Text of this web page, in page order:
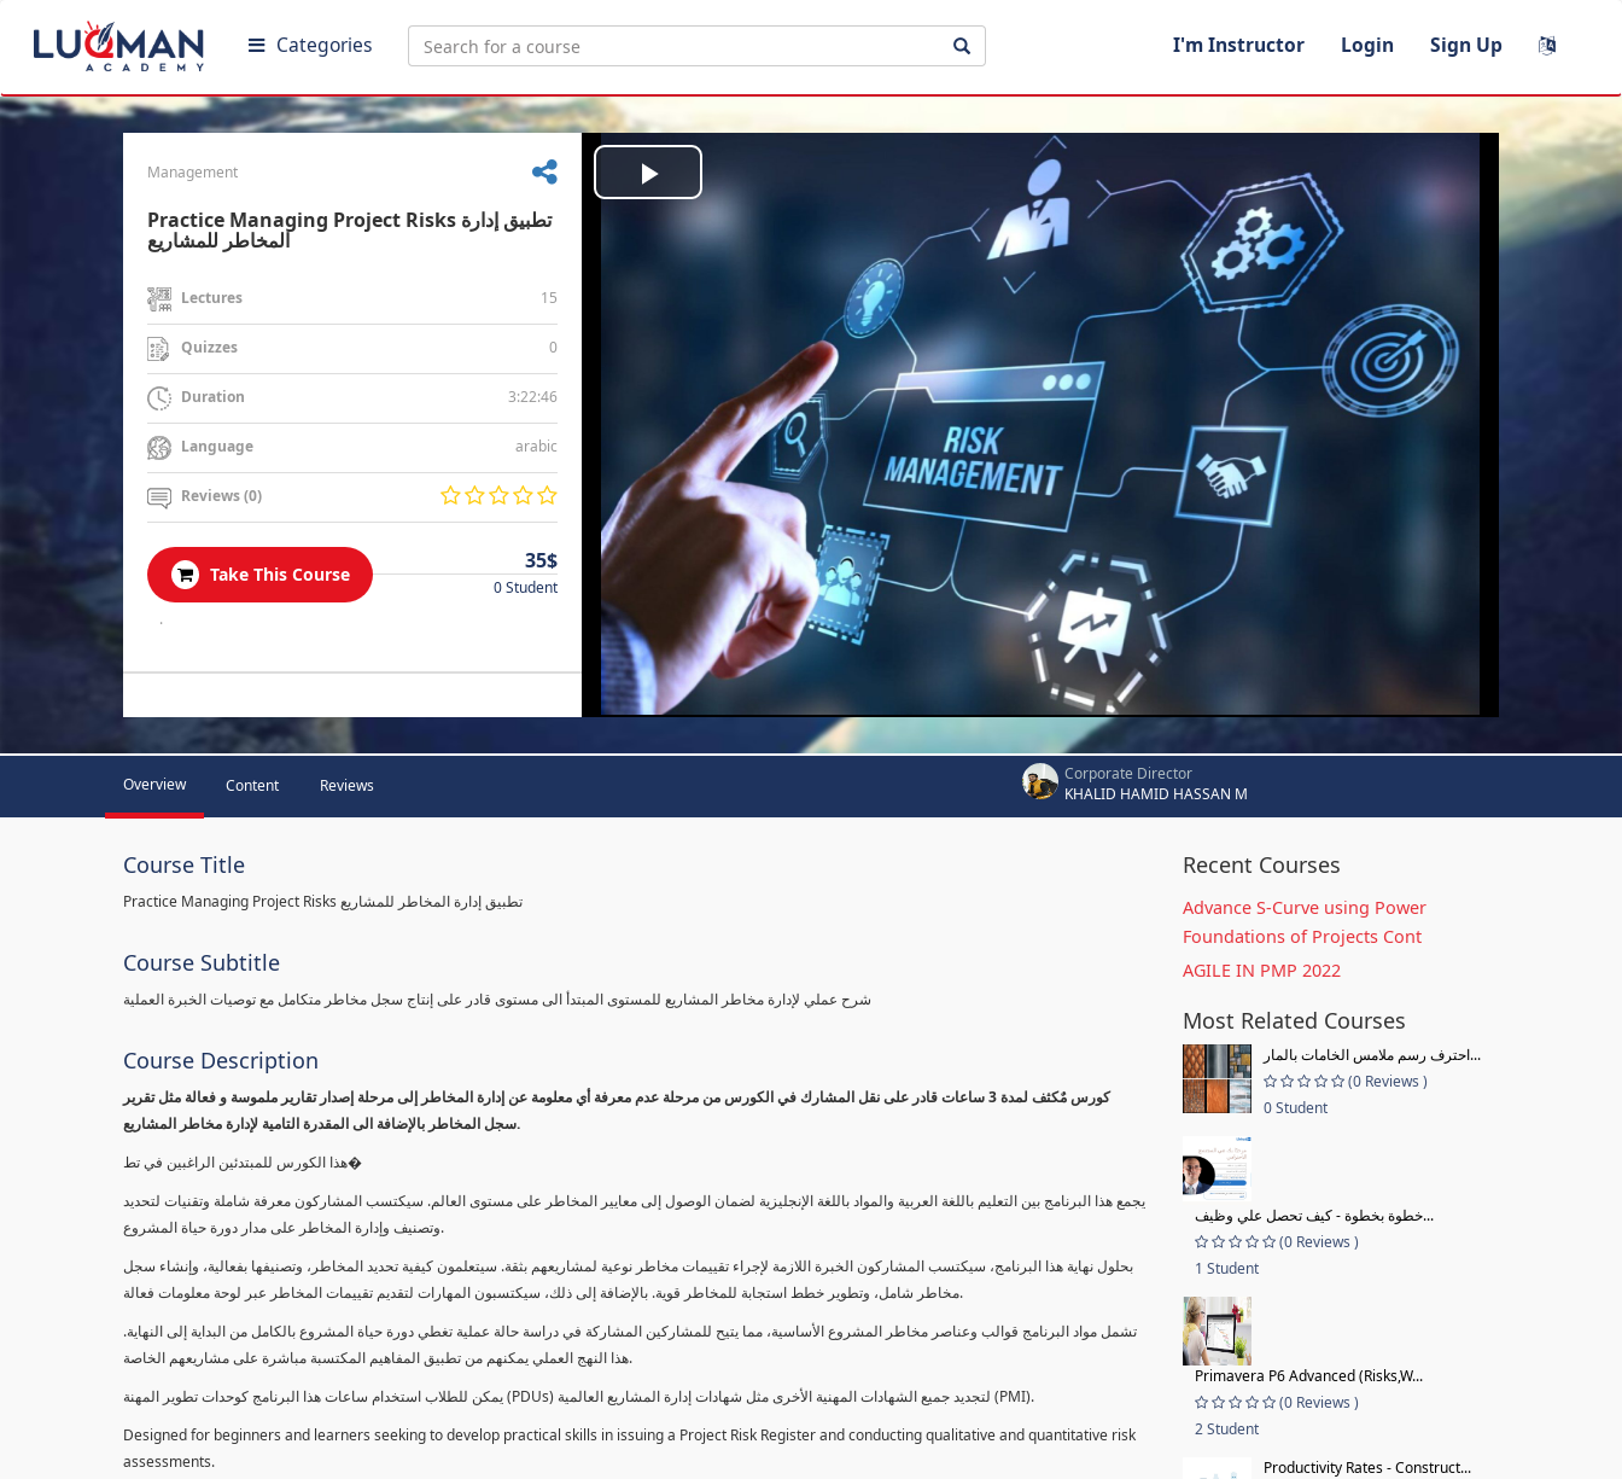
Categories I'm Instructor Login Sign Up
Management
Practice Managing Project Risks تطبيق إدارة
المخاطر للمشاريع
Lectures 15
Quizzes 0
Duration 3:22:46
Language arabic
Reviews (0)
Take This Course
35$
0 Student
.
Play
Video
Overview Content Reviews
Corporate Director
KHALID HAMID HASSAN M
Course Title
Practice Managing Project Risks تطبيق إدارة المخاطر للمشاريع
Course Subtitle
شرح عملي لإدارة مخاطر المشاريع للمستوى المبتدأ الى مستوى قادر على إنتاج سجل مخاطر متكامل مع توصيات الخبرة العملية
Course Description
كورس مٌكثف لمدة 3 ساعات قادر على نقل المشارك في الكورس من مرحلة عدم معرفة أي معلومة عن إدارة المخاطر إلى مرحلة إصدار تقارير ملموسة و فعالة مثل تقرير
سجل المخاطر بالإضافة الى المقدرة التامية لإدارة مخاطر المشاريع.
هذا الكورس للمبتدئين الراغبين في تط�
يجمع هذا البرنامج بين التعليم باللغة العربية والمواد باللغة الإنجليزية لضمان الوصول إلى معايير المخاطر على مستوى العالم. سيكتسب المشاركون معرفة شاملة وتقنيات لتحديد
وتصنيف وإدارة المخاطر على مدار دورة حياة المشروع.
بحلول نهاية هذا البرنامج، سيكتسب المشاركون الخبرة اللازمة لإجراء تقييمات مخاطر نوعية لمشاريعهم بثقة. سيتعلمون كيفية تحديد المخاطر، وتصنيفها بفعالية، وإنشاء سجل
مخاطر شامل، وتطوير خطط استجابة للمخاطر قوية. بالإضافة إلى ذلك، سيكتسبون المهارات لتقديم تقييمات المخاطر عبر لوحة معلومات فعالة.
تشمل مواد البرنامج قوالب وعناصر مخاطر المشروع الأساسية، مما يتيح للمشاركين المشاركة في دراسة حالة عملية تغطي دورة حياة المشروع بالكامل من البداية إلى النهاية.
هذا النهج العملي يمكنهم من تطبيق المفاهيم المكتسبة مباشرة على مشاريعهم الخاصة.
يمكن للطلاب استخدام ساعات هذا البرنامج كوحدات تطوير المهنة (PDUs) لتجديد جميع الشهادات المهنية الأخرى مثل شهادات إدارة المشاريع العالمية (PMI).
Designed for beginners and learners seeking to develop practical skills in issuing a Project Risk Register and conducting qualitative and quantitative risk
assessments.
Recent Courses
Advance S-Curve using Power
Foundations of Projects Cont
AGILE IN PMP 2022
Most Related Courses
احترف رسم ملامس الخامات بالمار...
(0 Reviews )
0 Student
خطوة بخطوة - كيف تحصل علي وظيف...
(0 Reviews )
1 Student
Primavera P6 Advanced (Risks,W...
(0 Reviews )
2 Student
Productivity Rates - Construct...